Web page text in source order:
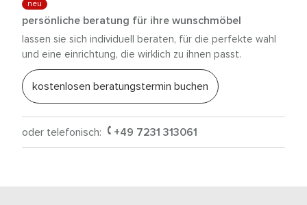
neu
persönliche beratung für ihre wunschmöbel
lassen sie sich individuell beraten, für die perfekte wahl
und eine einrichtung, die wirklich zu ihnen passt.
kostenlosen beratungstermin buchen
oder telefonisch: +49 7231 313061